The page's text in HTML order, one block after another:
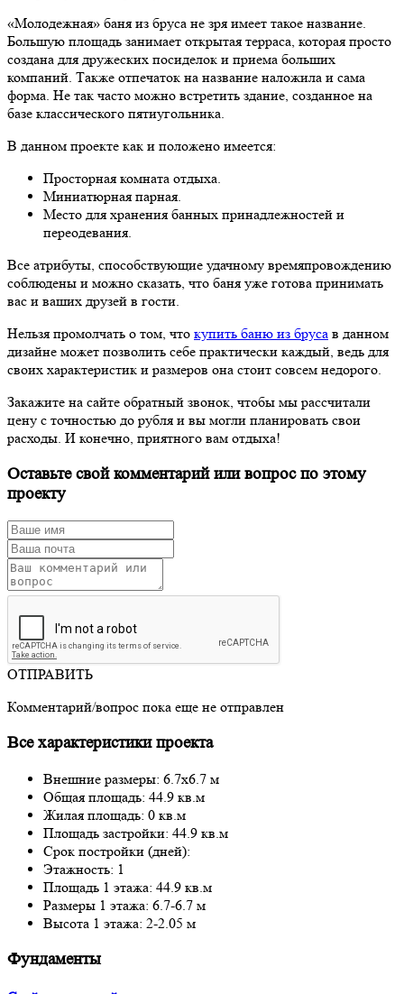
«Молодежная» баня из бруса не зря имеет такое название.
Большую площадь занимает открытая терраса, которая просто
создана для дружеских посиделок и приема больших
компаний. Также отпечаток на название наложила и сама
форма. Не так часто можно встретить здание, созданное на
базе классического пятиугольника.
В данном проекте как и положено имеется:
Просторная комната отдыха.
Миниатюрная парная.
Место для хранения банных принадлежностей и
переодевания.
Все атрибуты, способствующие удачному времяпровождению
соблюдены и можно сказать, что баня уже готова принимать
вас и ваших друзей в гости.
Нельзя промолчать о том, что купить баню из бруса в данном
дизайне может позволить себе практически каждый, ведь для
своих характеристик и размеров она стоит совсем недорого.
Закажите на сайте обратный звонок, чтобы мы рассчитали
цену с точностью до рубля и вы могли планировать свои
расходы. И конечно, приятного вам отдыха!
Оставьте свой комментарий или вопрос по этому
проекту
ОТПРАВИТЬ
Комментарий/вопрос пока еще не отправлен
Все характеристики проекта
Внешние размеры: 6.7x6.7 м
Общая площадь: 44.9 кв.м
Жилая площадь: 0 кв.м
Площадь застройки: 44.9 кв.м
Срок постройки (дней):
Этажность: 1
Площадь 1 этажа: 44.9 кв.м
Размеры 1 этажа: 6.7-6.7 м
Высота 1 этажа: 2-2.05 м
Фундаменты